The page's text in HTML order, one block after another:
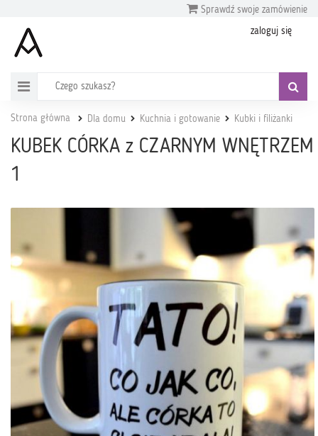
Sprawdź swoje zamówienie
zaloguj się
Strona główna Dla domu Kuchnia i gotowanie Kubki i filiżanki
KUBEK CÓRKA z CZARNYM WNĘTRZEM
1